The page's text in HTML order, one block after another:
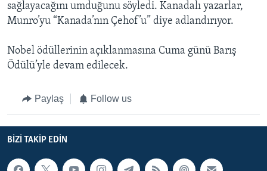
sağlayacağını umduğunu söyledi. Kanadalı yazarlar,
Munro’yu “Kanada’nın Çehof’u” diye adlandırıyor.
Nobel ödüllerinin açıklanmasına Cuma günü Barış
Ödülü’yle devam edilecek.
Paylaş Follow us
BIZI TAKIP EDIN